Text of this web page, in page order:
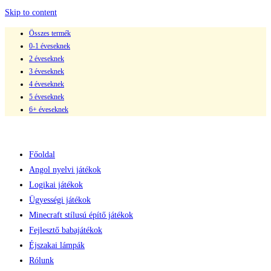
Skip to content
Összes termék
0-1 éveseknek
2 éveseknek
3 éveseknek
4 éveseknek
5 éveseknek
6+ éveseknek
Főoldal
Angol nyelvi játékok
Logikai játékok
Ügyességi játékok
Minecraft stílusú építő játékok
Fejlesztő babajátékok
Éjszakai lámpák
Rólunk